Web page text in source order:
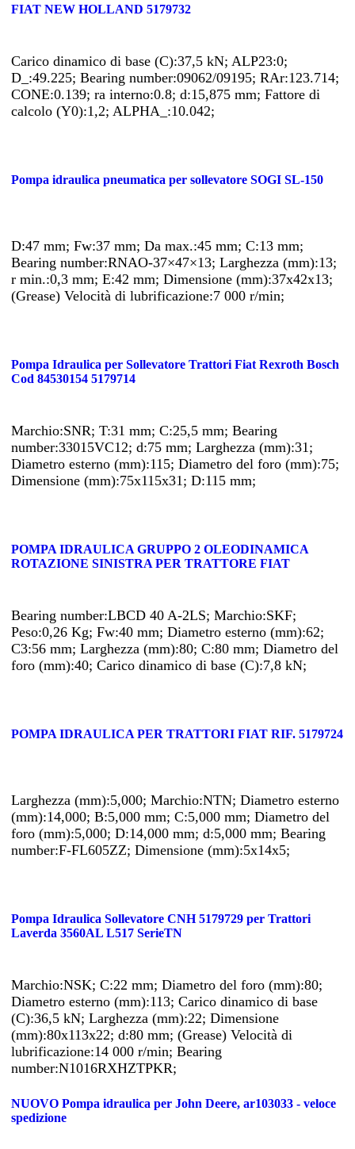
FIAT NEW HOLLAND 5179732
Carico dinamico di base (C):37,5 kN; ALP23:0;
D_:49.225; Bearing number:09062/09195; RAr:123.714;
CONE:0.139; ra interno:0.8; d:15,875 mm; Fattore di
calcolo (Y0):1,2; ALPHA_:10.042;
Pompa idraulica pneumatica per sollevatore SOGI SL-150
D:47 mm; Fw:37 mm; Da max.:45 mm; C:13 mm;
Bearing number:RNAO-37×47×13; Larghezza (mm):13;
r min.:0,3 mm; E:42 mm; Dimensione (mm):37x42x13;
(Grease) Velocità di lubrificazione:7 000 r/min;
Pompa Idraulica per Sollevatore Trattori Fiat Rexroth Bosch
Cod 84530154 5179714
Marchio:SNR; T:31 mm; C:25,5 mm; Bearing
number:33015VC12; d:75 mm; Larghezza (mm):31;
Diametro esterno (mm):115; Diametro del foro (mm):75;
Dimensione (mm):75x115x31; D:115 mm;
POMPA IDRAULICA GRUPPO 2 OLEODINAMICA
ROTAZIONE SINISTRA PER TRATTORE FIAT
Bearing number:LBCD 40 A-2LS; Marchio:SKF;
Peso:0,26 Kg; Fw:40 mm; Diametro esterno (mm):62;
C3:56 mm; Larghezza (mm):80; C:80 mm; Diametro del
foro (mm):40; Carico dinamico di base (C):7,8 kN;
POMPA IDRAULICA PER TRATTORI FIAT RIF. 5179724
Larghezza (mm):5,000; Marchio:NTN; Diametro esterno
(mm):14,000; B:5,000 mm; C:5,000 mm; Diametro del
foro (mm):5,000; D:14,000 mm; d:5,000 mm; Bearing
number:F-FL605ZZ; Dimensione (mm):5x14x5;
Pompa Idraulica Sollevatore CNH 5179729 per Trattori
Laverda 3560AL L517 SerieTN
Marchio:NSK; C:22 mm; Diametro del foro (mm):80;
Diametro esterno (mm):113; Carico dinamico di base
(C):36,5 kN; Larghezza (mm):22; Dimensione
(mm):80x113x22; d:80 mm; (Grease) Velocità di
lubrificazione:14 000 r/min; Bearing
number:N1016RXHZTPKR;
NUOVO Pompa idraulica per John Deere, ar103033 - veloce
spedizione